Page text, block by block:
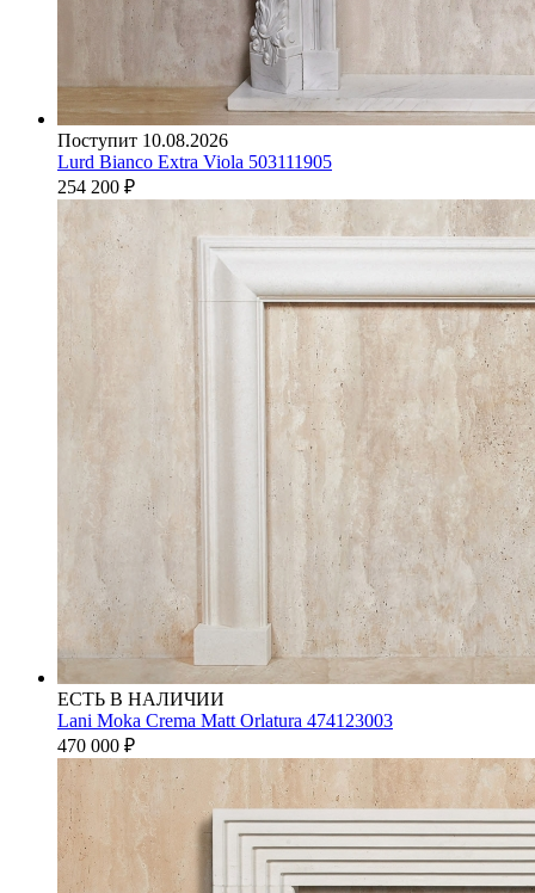
Поступит 10.08.2026
Lurd Bianco Extra Viola 503111905
254 200 ₽
ЕСТЬ В НАЛИЧИИ
Lani Moka Crema Matt Orlatura 474123003
470 000 ₽